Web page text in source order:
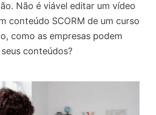
Não é viável editar um vídeo
conteúdo SCORM de um curso
como as empresas podem
conteúdos?